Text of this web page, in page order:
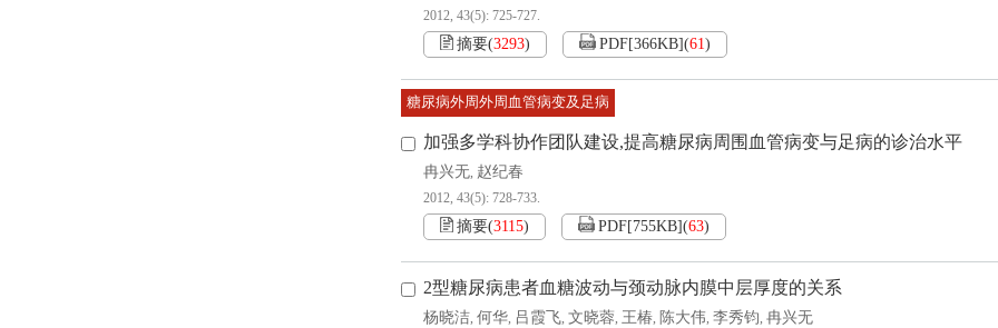
2012, 43(5): 725-727.
摘要(3293) PDF[366KB](61)
糖尿病外周外周血管病变及足病
加强多学科协作团队建设,提高糖尿病周围血管病变与足病的诊治水平
冉兴无, 赵纪春
2012, 43(5): 728-733.
摘要(3115) PDF[755KB](63)
2型糖尿病患者血糖波动与颈动脉内膜中层厚度的关系
杨晓洁, 何华, 吕霞飞, 文晓蓉, 王椿, 陈大伟, 李秀钧, 冉兴无